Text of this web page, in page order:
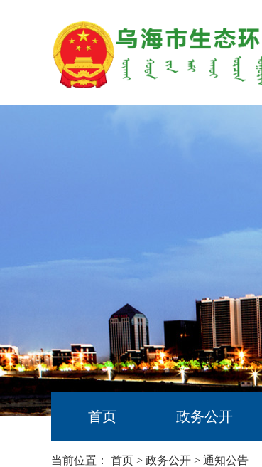
首页 政务公开
当前位置： 首页 > 政务公开 > 通知公告